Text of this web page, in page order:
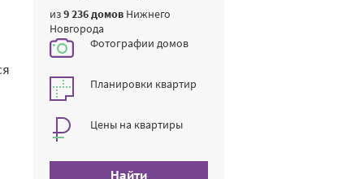
из9 236 домов Нижнего
Новгорода
Фотографии домов
Планировки квартир
Цены на квартиры
Найти